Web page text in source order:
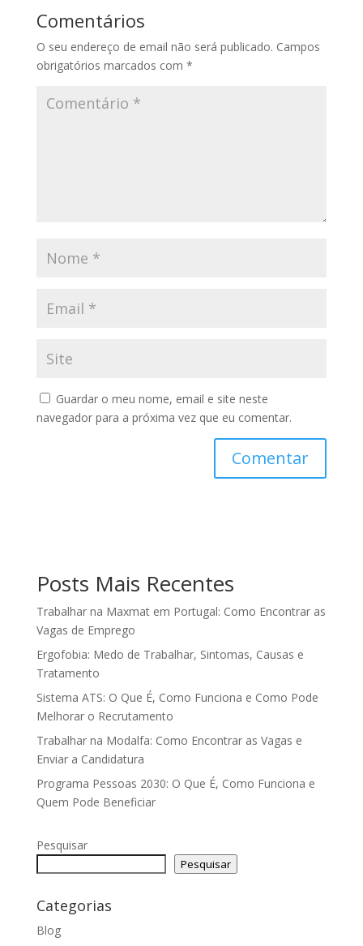
Comentários
O seu endereço de email não será publicado. Campos
obrigatórios marcados com *
Guardar o meu nome, email e site neste
navegador para a próxima vez que eu comentar.
Posts Mais Recentes
Trabalhar na Maxmat em Portugal: Como Encontrar as
Vagas de Emprego
Ergofobia: Medo de Trabalhar, Sintomas, Causas e
Tratamento
Sistema ATS: O Que É, Como Funciona e Como Pode
Melhorar o Recrutamento
Trabalhar na Modalfa: Como Encontrar as Vagas e
Enviar a Candidatura
Programa Pessoas 2030: O Que É, Como Funciona e
Quem Pode Beneficiar
Pesquisar
Pesquisar
Categorias
Blog